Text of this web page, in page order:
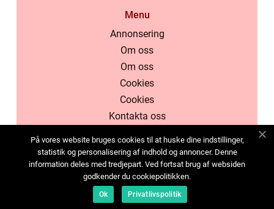
Menu
Annonsering
Om oss
Om oss
Cookies
Cookies
Kontakta oss
Sitemap
Sitemap
Annonsering
På vores website bruges cookies til at huske dine indstillinger,
statistik og personalisering af indhold og annoncer. Denne
information deles med tredjepart. Ved fortsat brug af websiden
godkender du cookiepolitikken.
Ok Privatlivspolitik